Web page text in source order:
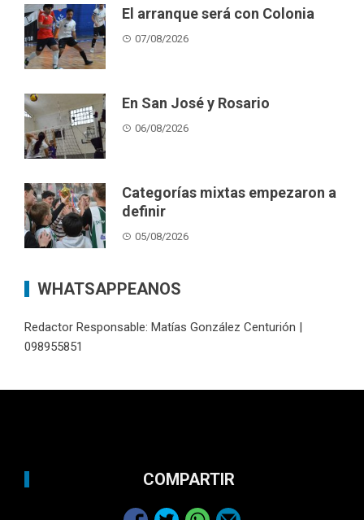
El arranque será con Colonia
07/08/2026
En San José y Rosario
06/08/2026
Categorías mixtas empezaron a
definir
05/08/2026
WHATSAPPEANOS
Redactor Responsable: Matías González Centurión |
098955851
COMPARTIR